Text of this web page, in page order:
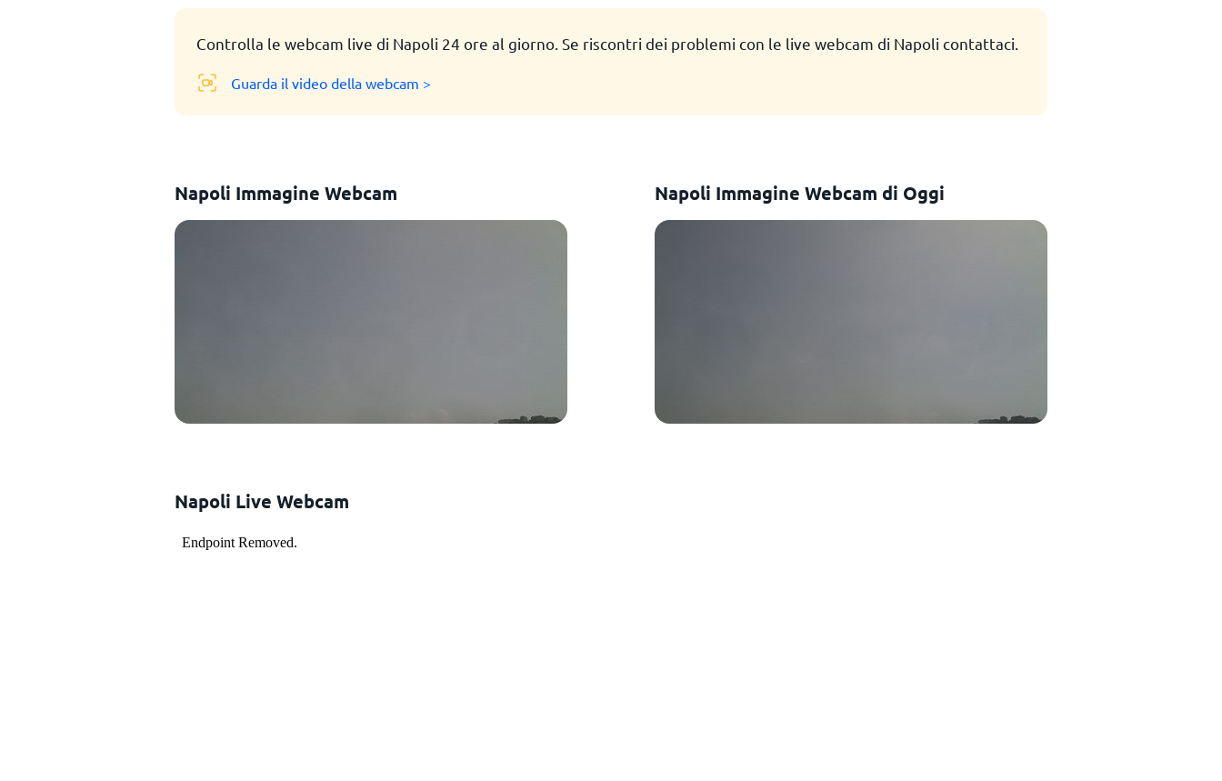
Controlla le webcam live di Napoli 24 ore al giorno. Se riscontri dei problemi con le live webcam di Napoli contattaci.
Guarda il video della webcam >
Napoli Immagine Webcam Napoli Immagine Webcam di Oggi
Napoli Live Webcam